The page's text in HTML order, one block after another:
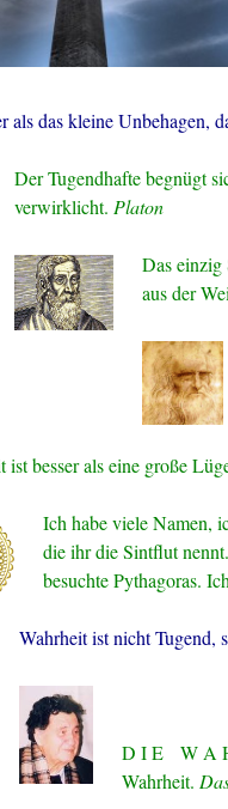
als das kleine Unbehagen,
Der Tugendhafte begnügt
verwirklicht. Platon
Das einzig
aus der
ist besser als eine große
Ich habe viele Namen,
die ihr die Sintflut
besuchte Pythagoras.
Wahrheit ist nicht Tugend,
D I E W A H
Wahrheit.